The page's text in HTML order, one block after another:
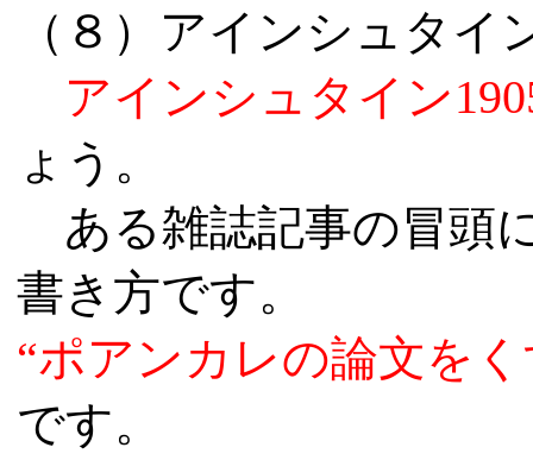
（８）アインシュタイ
アインシュタイン
ょう。
ある雑誌記事の冒頭
書き方です。
“ポアンカレの論文を
です。